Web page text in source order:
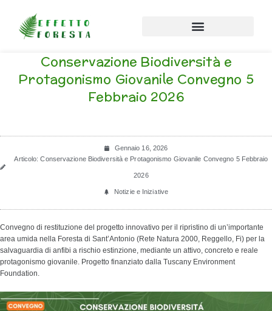
Conservazione Biodiversità e
Protagonismo Giovanile Convegno 5
Febbraio 2026
Gennaio 16, 2026
Articolo: Conservazione Biodiversità e Protagonismo Giovanile Convegno 5 Febbraio
2026
Notizie e Iniziative
Convegno di restituzione del progetto innovativo per il ripristino di un’importante
area umida nella Foresta di Sant’Antonio (Rete Natura 2000, Reggello, Fi) per la
salvaguardia di anfibi a rischio estinzione, mediante un attivo, concreto e reale
protagonismo giovanile. Progetto finanziato dalla Tuscany Environment
Foundation.